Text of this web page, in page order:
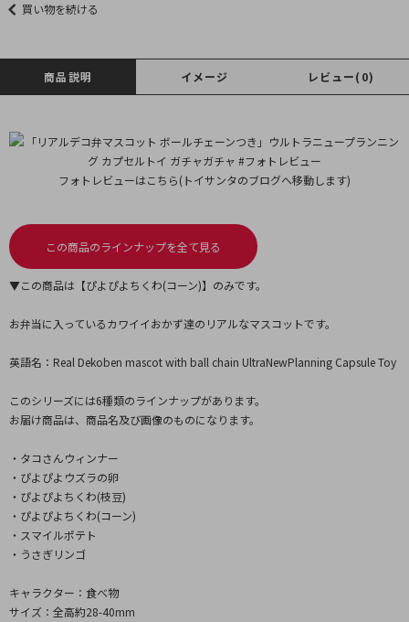
買い物を続ける
商品説明 イメージ レビュー(0)
フォトレビューはこちら(トイサンタのブログへ移動します)
この商品のラインナップを全て見る
▼この商品は【ぴよぴよちくわ(コーン)】のみです。
お弁当に入っているカワイイおかず達のリアルなマスコットです。
英語名：Real Dekoben mascot with ball chain UltraNewPlanning Capsule Toy
このシリーズには6種類のラインナップがあります。
お届け商品は、商品名及び画像のものになります。
・タコさんウィンナー
・ぴよぴよウズラの卵
・ぴよぴよちくわ(枝豆)
・ぴよぴよちくわ(コーン)
・スマイルポテト
・うさぎリンゴ
キャラクター：食べ物
サイズ：全高約28-40mm